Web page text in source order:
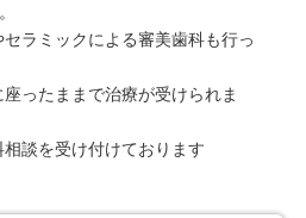
ラミックによる審美歯科も行っ
ったままで治療が受けられま
談を受け付けております